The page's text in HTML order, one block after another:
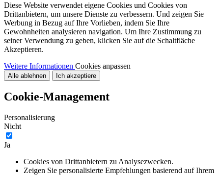
Diese Website verwendet eigene Cookies und Cookies von
Drittanbietern, um unsere Dienste zu verbessern. Und zeigen Sie
Werbung in Bezug auf Ihre Vorlieben, indem Sie Ihre
Gewohnheiten analysieren navigation. Um Ihre Zustimmung zu
seiner Verwendung zu geben, klicken Sie auf die Schaltfläche
Akzeptieren.
Weitere Informationen Cookies anpassen
Alle ablehnen Ich akzeptiere
Cookie-Management
Personalisierung
Nicht
Ja
Cookies von Drittanbietern zu Analysezwecken.
Zeigen Sie personalisierte Empfehlungen basierend auf Ihrem